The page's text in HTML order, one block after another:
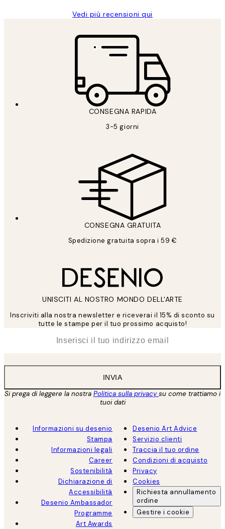
Vedi più recensioni qui
CONSEGNA RAPIDA
3-5 giorni
CONSEGNA GRATUITA
Spedizione gratuita sopra i 59 €
UNISCITI AL NOSTRO MONDO DELL'ARTE
Inscriviti alla nostra newsletter e riceverai il 15% di sconto su
tutte le stampe per il tuo prossimo acquisto!
INVIA
Si prega di leggere la nostra Politica sulla privacysu come trattiamo i
tuoi dati
Informazioni su desenio
Stampa
Informazioni legali
Career
Sostenibilità
Dichiarazione di
Accessibilità
Desenio Ambassador
Programme
Art Awards
Desenio Art Advice
Servizio clienti
Traccia il tuo ordine
Condizioni di acquisto
Privacy
Cookies
Richiesta annullamento
ordine
Gestire i cookie